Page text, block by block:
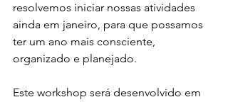
resolvemos iniciar nossas atividades
ainda em janeiro, para que possamos
ter um ano mais consciente,
organizado e planejado.
Este workshop será desenvolvido em